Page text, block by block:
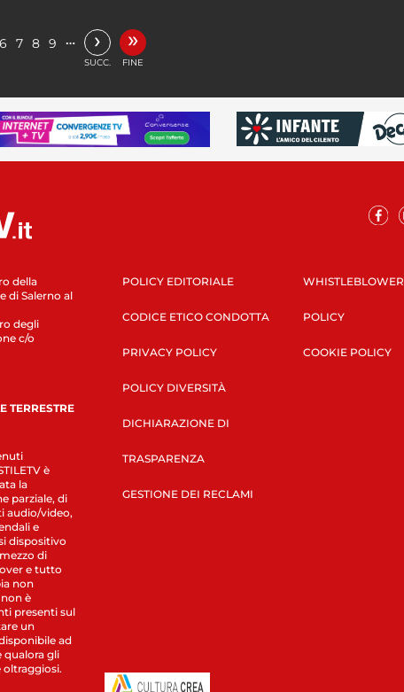
6 7 8 9 … ›
SUCC.
»
FINE
della
di Salerno al
degli
c/o
TERRESTRE
è
la
parziale, di
audio/video,
e
dispositivo
di
e tutto
non
è
presenti sul
un
ad
qualora gli
oltraggiosi.
POLICY EDITORIALE
CODICE ETICO CONDOTTA
PRIVACY POLICY
POLICY DIVERSITÀ
DICHIARAZIONE DI
TRASPARENZA
GESTIONE DEI RECLAMI
WHISTLEBLOWER
POLICY
COOKIE POLICY